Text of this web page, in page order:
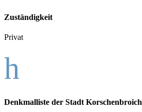
Zuständigkeit
Privat
h
Denkmalliste der Stadt Korschenbroich